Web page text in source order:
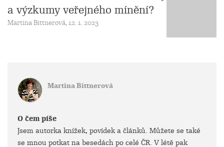
a výzkumy veřejného mínění?
Martina Bittnerová, 12. 1. 2023
Martina Bittnerová
O čem píše
Jsem autorka knížek, povídek a článků. Můžete se také
se mnou potkat na besedách po celé ČR. V létě pak